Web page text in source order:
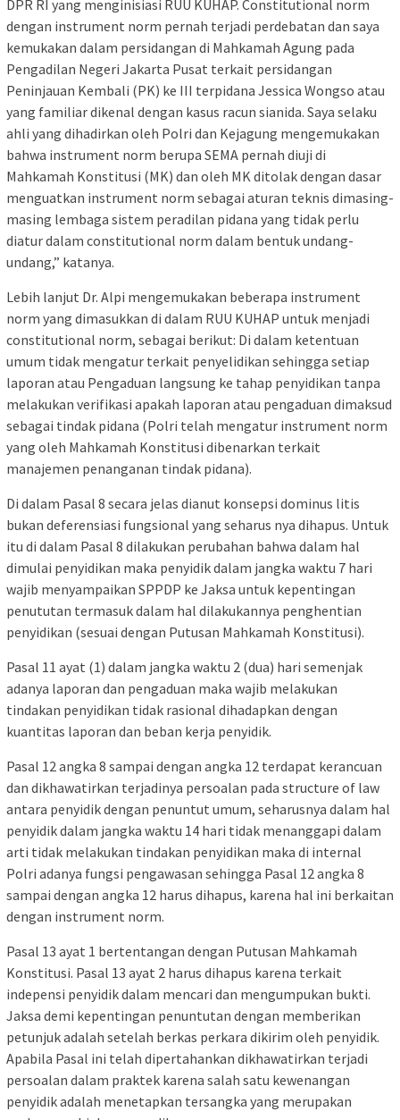
DPR RI yang menginisiasi RUU KUHAP. Constitutional norm
dengan instrument norm pernah terjadi perdebatan dan saya
kemukakan dalam persidangan di Mahkamah Agung pada
Pengadilan Negeri Jakarta Pusat terkait persidangan
Peninjauan Kembali (PK) ke III terpidana Jessica Wongso atau
yang familiar dikenal dengan kasus racun sianida. Saya selaku
ahli yang dihadirkan oleh Polri dan Kejagung mengemukakan
bahwa instrument norm berupa SEMA pernah diuji di
Mahkamah Konstitusi (MK) dan oleh MK ditolak dengan dasar
menguatkan instrument norm sebagai aturan teknis dimasing-
masing lembaga sistem peradilan pidana yang tidak perlu
diatur dalam constitutional norm dalam bentuk undang-
undang,” katanya.
Lebih lanjut Dr. Alpi mengemukakan beberapa instrument
norm yang dimasukkan di dalam RUU KUHAP untuk menjadi
constitutional norm, sebagai berikut: Di dalam ketentuan
umum tidak mengatur terkait penyelidikan sehingga setiap
laporan atau Pengaduan langsung ke tahap penyidikan tanpa
melakukan verifikasi apakah laporan atau pengaduan dimaksud
sebagai tindak pidana (Polri telah mengatur instrument norm
yang oleh Mahkamah Konstitusi dibenarkan terkait
manajemen penanganan tindak pidana).
Di dalam Pasal 8 secara jelas dianut konsepsi dominus litis
bukan deferensiasi fungsional yang seharus nya dihapus. Untuk
itu di dalam Pasal 8 dilakukan perubahan bahwa dalam hal
dimulai penyidikan maka penyidik dalam jangka waktu 7 hari
wajib menyampaikan SPPDP ke Jaksa untuk kepentingan
penututan termasuk dalam hal dilakukannya penghentian
penyidikan (sesuai dengan Putusan Mahkamah Konstitusi).
Pasal 11 ayat (1) dalam jangka waktu 2 (dua) hari semenjak
adanya laporan dan pengaduan maka wajib melakukan
tindakan penyidikan tidak rasional dihadapkan dengan
kuantitas laporan dan beban kerja penyidik.
Pasal 12 angka 8 sampai dengan angka 12 terdapat kerancuan
dan dikhawatirkan terjadinya persoalan pada structure of law
antara penyidik dengan penuntut umum, seharusnya dalam hal
penyidik dalam jangka waktu 14 hari tidak menanggapi dalam
arti tidak melakukan tindakan penyidikan maka di internal
Polri adanya fungsi pengawasan sehingga Pasal 12 angka 8
sampai dengan angka 12 harus dihapus, karena hal ini berkaitan
dengan instrument norm.
Pasal 13 ayat 1 bertentangan dengan Putusan Mahkamah
Konstitusi. Pasal 13 ayat 2 harus dihapus karena terkait
indepensi penyidik dalam mencari dan mengumpukan bukti.
Jaksa demi kepentingan penuntutan dengan memberikan
petunjuk adalah setelah berkas perkara dikirim oleh penyidik.
Apabila Pasal ini telah dipertahankan dikhawatirkan terjadi
persoalan dalam praktek karena salah satu kewenangan
penyidik adalah menetapkan tersangka yang merupakan